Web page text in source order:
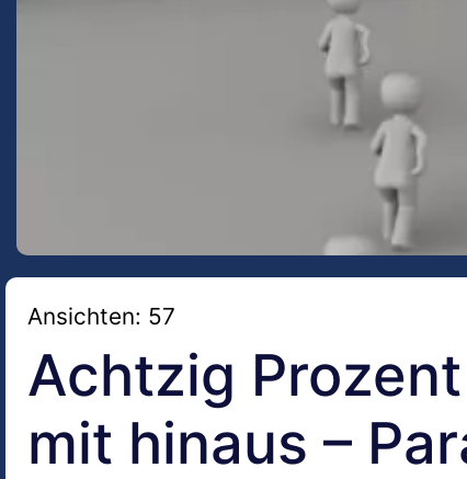
Ansichten: 57
Achtzig
mit hinaus –